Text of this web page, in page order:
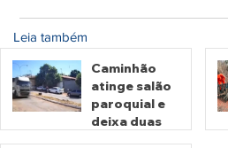
Leia também
Caminhão
atinge salão
paroquial e
deixa duas